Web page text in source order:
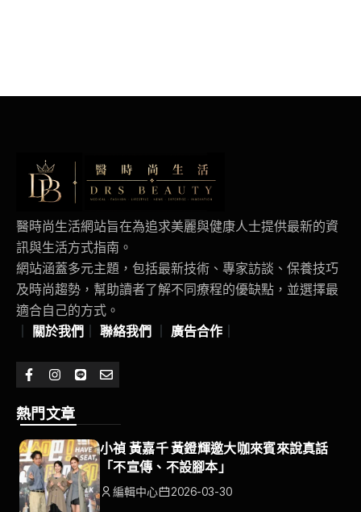
醫時尚生活網站旨在為追求美麗與健康人士提供最新的資
訊與生活方式指南。
網站涵蓋多元主題，包括最新技術、專家訪談、保養技巧
及時尚趨勢，幫助讀者了解不同療程的優缺點，並選擇最
適合自己的方式。
關於我們 聯絡我們 廣告合作
熱門文章
小禎 黃嘉千 黃鐙輝邀大咖來賓來說真話
「不宣傳、不設腳本」
編輯中心 2026-03-30